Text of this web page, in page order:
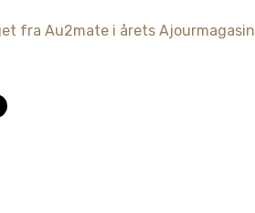
fra Au2mate i årets Ajourmagasin